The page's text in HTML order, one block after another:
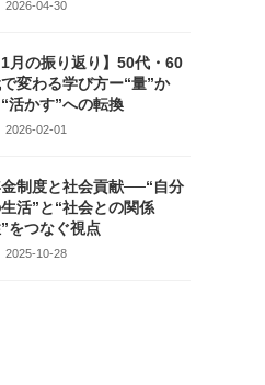
2026-04-30
1月の振り返り】50代・60
変わる学び方ー“量”か
“活かす”への転換
2026-02-01
制度と社会貢献──“自分
活”と“社会との関係
をつなぐ視点
2025-10-28